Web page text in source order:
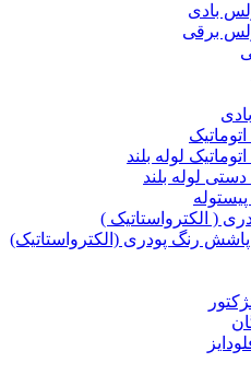
بادی
برقی
لوله بلند
دستی لوله بلند
( الکترواستاتیک )
رنگ پودری (الکترواستاتیک)